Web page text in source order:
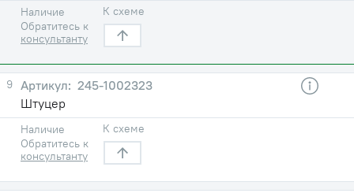
Наличие
Обратитесь к
консультанту
К схеме
9
245-1002323
Штуцер
Наличие
Обратитесь к
консультанту
К схеме